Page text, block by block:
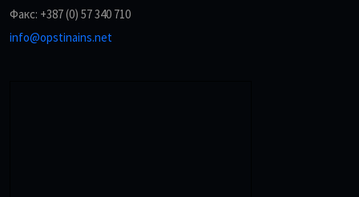
Факс: +387 (0) 57 340 710
info@opstinains.net